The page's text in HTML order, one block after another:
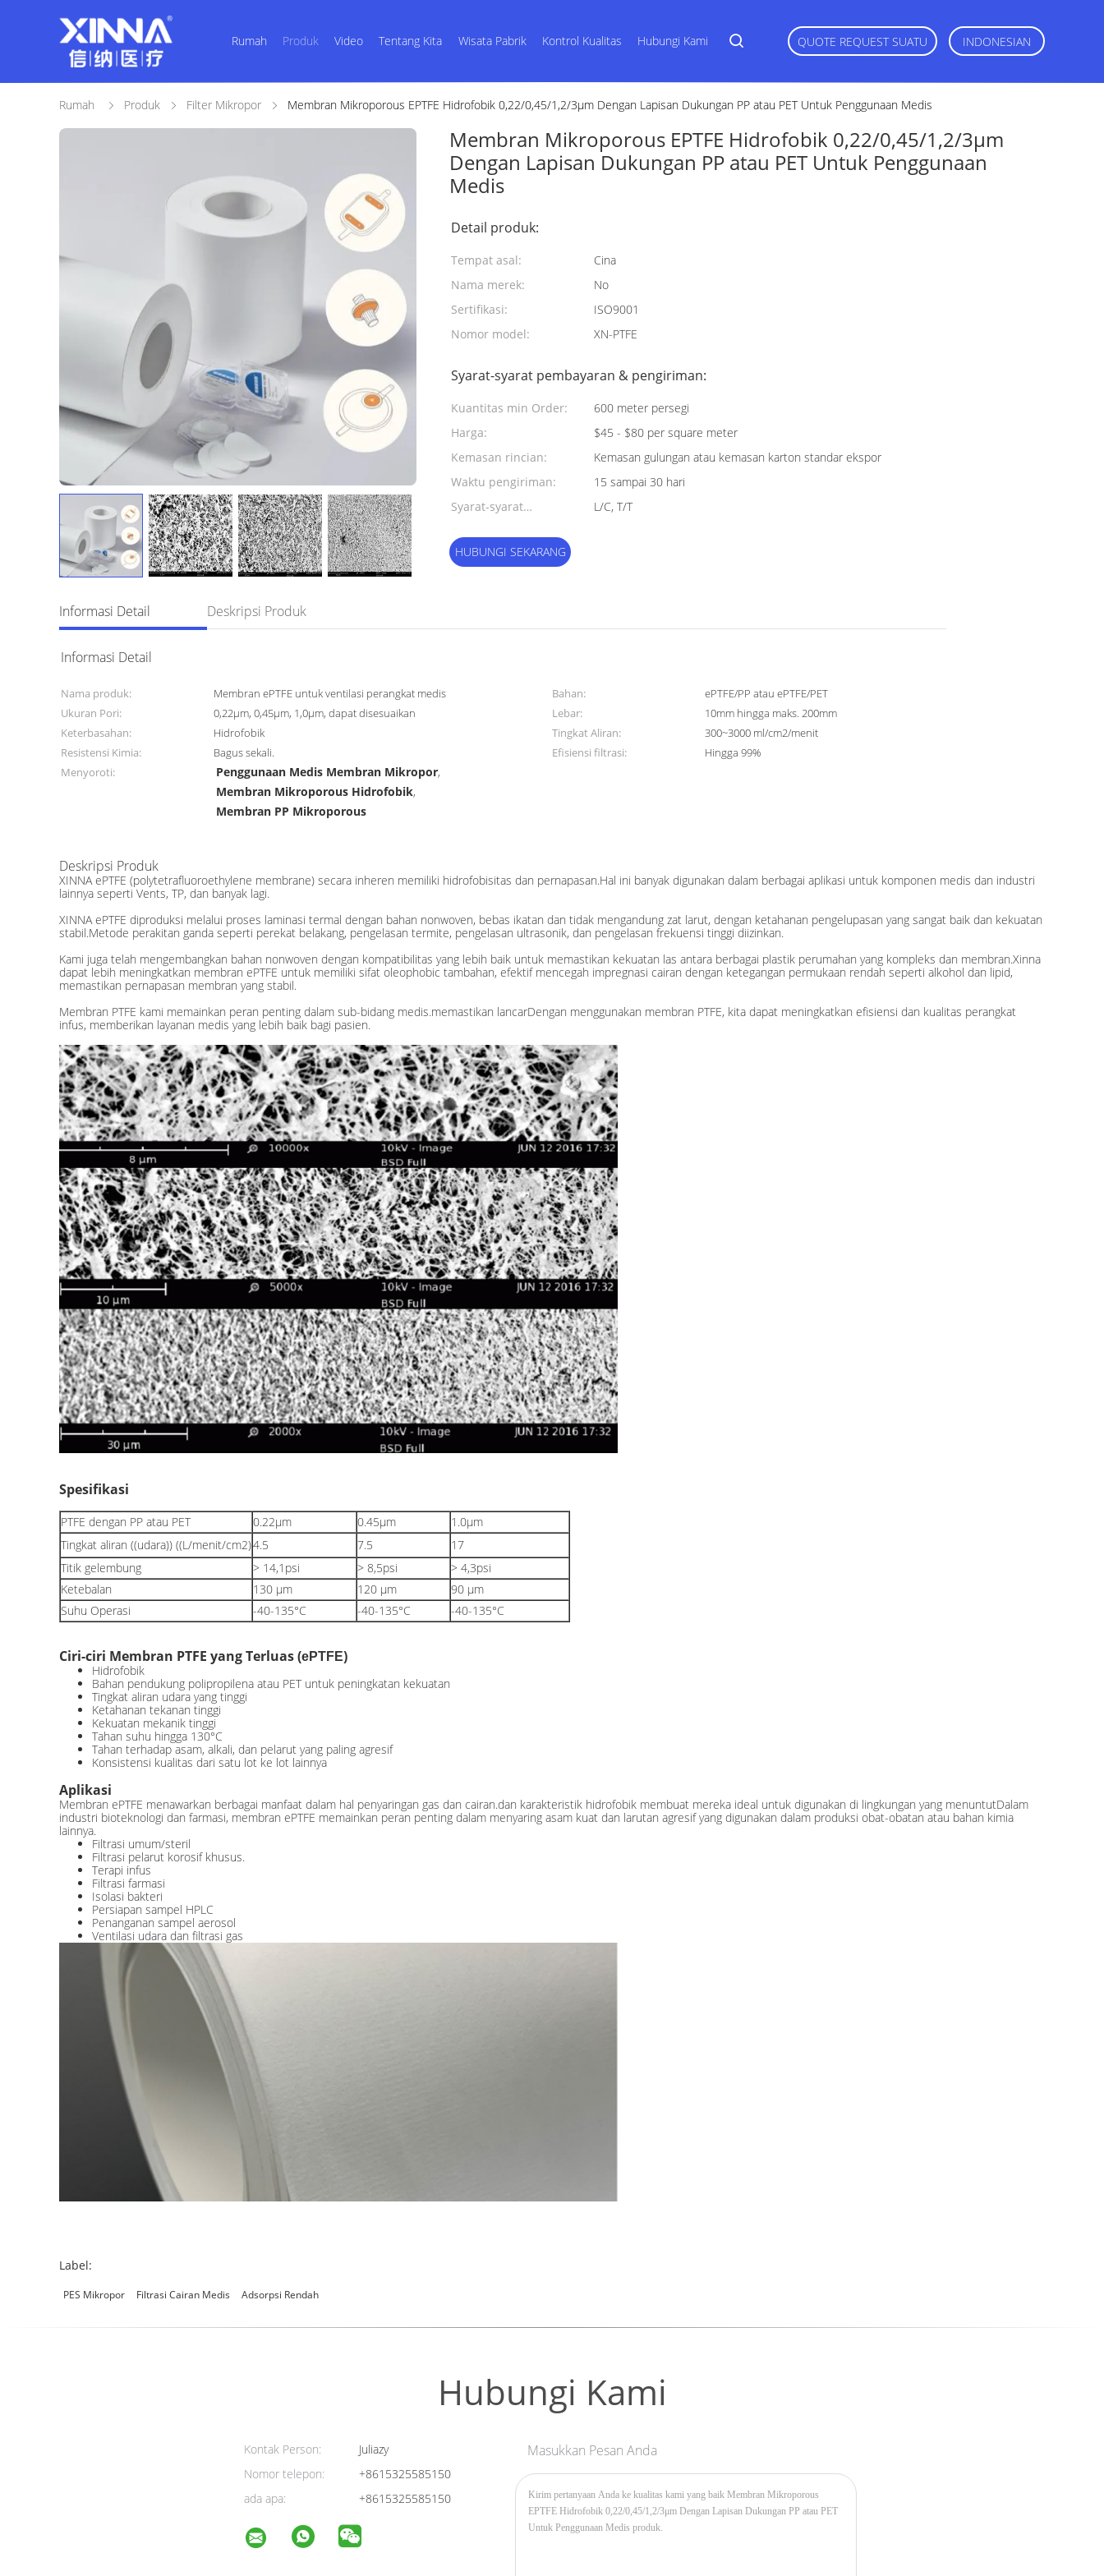
Rumah Produk Video Tentang Kita Wisata Pabrik Kontrol Kualitas Hubungi Kami QUOTE REQUEST SUATU INDONESIAN
Rumah Produk Filter Mikropor Membran Mikroporous EPTFE Hidrofobik 0,22/0,45/1,2/3μm Dengan Lapisan Dukungan PP atau PET Untuk Penggunaan Medis
Membran Mikroporous EPTFE Hidrofobik 0,22/0,45/1,2/3μm
Dengan Lapisan Dukungan PP atau PET Untuk Penggunaan
Medis
Detail produk:
Tempat asal:
Cina
Nama merek:
No
Sertifikasi:
ISO9001
Nomor model:
XN-PTFE
Syarat-syarat pembayaran & pengiriman:
Kuantitas min Order:
600 meter persegi
Harga:
$45 - $80 per square meter
Kemasan rincian:
Kemasan gulungan atau kemasan karton standar ekspor
Waktu pengiriman:
15 sampai 30 hari
Syarat-syarat
L/C, T/T
HUBUNGI SEKARANG
Informasi Detail Deskripsi Produk
Informasi Detail
Nama produk: Membran ePTFE untuk ventilasi perangkat medis Bahan:
ePTFE/PP atau ePTFE/PET
Ukuran Pori:
0,22μm, 0,45μm, 1,0μm, dapat disesuaikan Lebar:
10mm hingga maks. 200mm
Keterbasahan:
Hidrofobik Tingkat Aliran:
300~3000 ml/cm2/menit
Resistensi Kimia:
Bagus sekali. Efisiensi filtrasi:
Hingga 99%
Menyoroti:
Penggunaan Medis Membran Mikropor,
Membran Mikroporous Hidrofobik,
Membran PP Mikroporous
Deskripsi Produk
XINNA ePTFE (polytetrafluoroethylene membrane) secara inheren memiliki hidrofobisitas dan pernapasan.Hal ini banyak digunakan dalam berbagai aplikasi untuk komponen medis dan industri
lainnya seperti Vents, TP, dan banyak lagi.
XINNA ePTFE diproduksi melalui proses laminasi termal dengan bahan nonwoven, bebas ikatan dan tidak mengandung zat larut, dengan ketahanan pengelupasan yang sangat baik dan kekuatan
stabil.Metode perakitan ganda seperti perekat belakang, pengelasan termite, pengelasan ultrasonik, dan pengelasan frekuensi tinggi diizinkan.
Kami juga telah mengembangkan bahan nonwoven dengan kompatibilitas yang lebih baik untuk memastikan kekuatan las antara berbagai plastik perumahan yang kompleks dan membran.Xinna
dapat lebih meningkatkan membran ePTFE untuk memiliki sifat oleophobic tambahan, efektif mencegah impregnasi cairan dengan ketegangan permukaan rendah seperti alkohol dan lipid,
memastikan pernapasan membran yang stabil.
Membran PTFE kami memainkan peran penting dalam sub-bidang medis.memastikan lancarDengan menggunakan membran PTFE, kita dapat meningkatkan efisiensi dan kualitas perangkat
infus, memberikan layanan medis yang lebih baik bagi pasien.
Spesifikasi
PTFE dengan PP atau PET 0.22μm 0.45μm
1.0μm
Tingkat aliran ((udara)) ((L/menit/cm2)4.5 7.5
17
Titik gelembung
> 14,1psi > 8,5psi
> 4,3psi
Ketebalan
130 μm 120 μm
90 μm
Suhu Operasi
-40-135°C -40-135°C -40-135°C
Ciri-ciri Membran PTFE yang Terluas (ePTFE)
Hidrofobik
Bahan pendukung polipropilena atau PET untuk peningkatan kekuatan
Tingkat aliran udara yang tinggi
Ketahanan tekanan tinggi
Kekuatan mekanik tinggi
Tahan suhu hingga 130°C
Tahan terhadap asam, alkali, dan pelarut yang paling agresif
Konsistensi kualitas dari satu lot ke lot lainnya
Aplikasi
Membran ePTFE menawarkan berbagai manfaat dalam hal penyaringan gas dan cairan.dan karakteristik hidrofobik membuat mereka ideal untuk digunakan di lingkungan yang menuntutDalam
industri bioteknologi dan farmasi, membran ePTFE memainkan peran penting dalam menyaring asam kuat dan larutan agresif yang digunakan dalam produksi obat-obatan atau bahan kimia
lainnya.
Filtrasi umum/steril
Filtrasi pelarut korosif khusus.
Terapi infus
Filtrasi farmasi
Isolasi bakteri
Persiapan sampel HPLC
Penanganan sampel aerosol
Ventilasi udara dan filtrasi gas
Label:
PES Mikropor Filtrasi Cairan Medis Adsorpsi Rendah
Hubungi Kami
Kontak Person:
Juliazy
Nomor telepon:
+8615325585150
ada apa:
+8615325585150
Masukkan Pesan Anda